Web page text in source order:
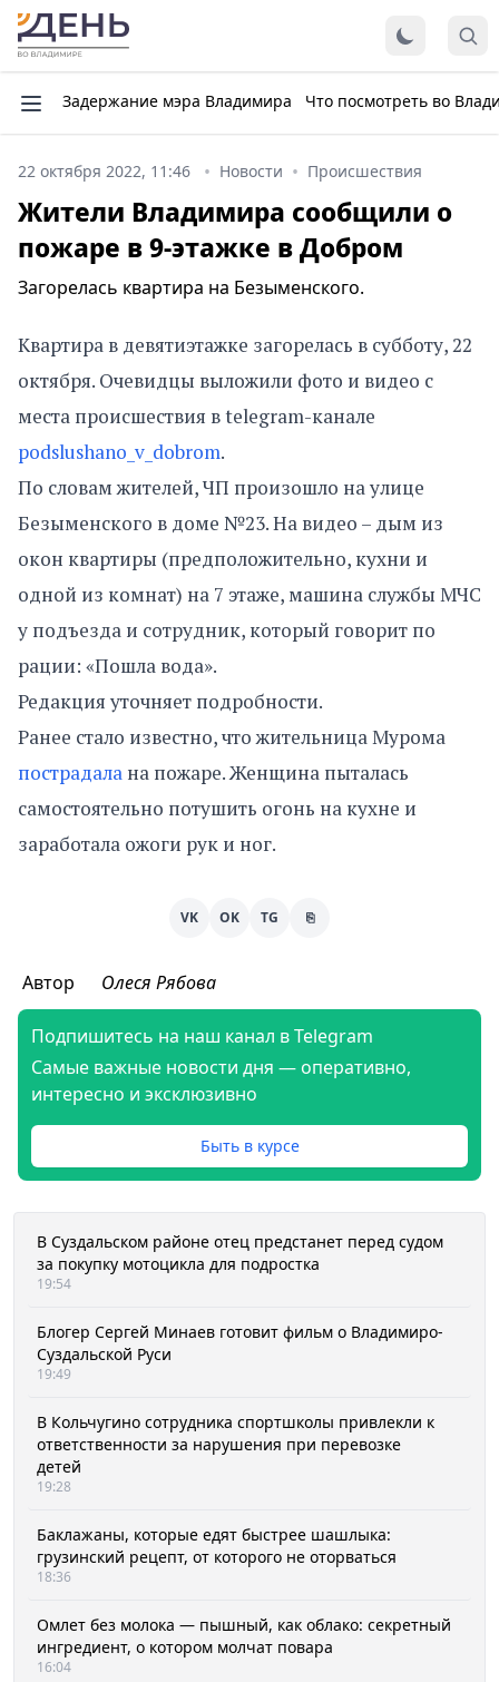
Задержание мэра Владимира Что посмотреть во
22 октября 2022, 11:46 Новости Происшествия
Жители Владимира сообщили о
пожаре в 9-этажке в Добром
Загорелась квартира на Безыменского.
Квартира в девятиэтажке загорелась в субботу, 22
октября. Очевидцы выложили фото и видео с
места происшествия в telegram-канале
podslushano_v_dobrom.
По словам жителей, ЧП произошло на улице
Безыменского в доме №23. На видео – дым из
окон квартиры (предположительно, кухни и
одной из комнат) на 7 этаже, машина службы МЧС
у подъезда и сотрудник, который говорит по
рации: «Пошла вода».
Редакция уточняет подробности.
Ранее стало известно, что жительница Мурома
пострадала на пожаре. Женщина пыталась
самостоятельно потушить огонь на кухне и
заработала ожоги рук и ног.
VK OK TG ⎘
Автор Олеся Рябова
Подпишитесь на наш канал в Telegram
Самые важные новости дня — оперативно,
интересно и эксклюзивно
Быть в курсе
В Суздальском районе отец предстанет перед судом
за покупку мотоцикла для подростка
19:54
Блогер Сергей Минаев готовит фильм о Владимиро-
Суздальской Руси
19:49
В Кольчугино сотрудника спортшколы привлекли к
ответственности за нарушения при перевозке
детей
19:28
Баклажаны, которые едят быстрее шашлыка:
грузинский рецепт, от которого не оторваться
18:36
Омлет без молока — пышный, как облако: секретный
ингредиент, о котором молчат повара
16:04